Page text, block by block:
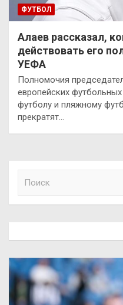
ФУТБОЛ
Алаев рассказал,
действовать его
УЕФА
Полномочия
европейских
футболу и пляжному
прекратят…